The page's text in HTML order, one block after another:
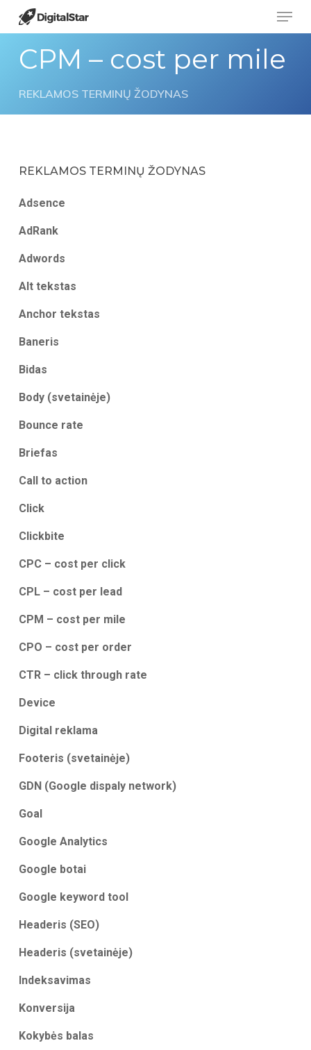
to
main
Menu
CPM – cost per mile
REKLAMOS TERMINŲ ŽODYNAS
REKLAMOS TERMINŲ ŽODYNAS
Adsence
AdRank
Adwords
Alt tekstas
Anchor tekstas
Baneris
Bidas
Body (svetainėje)
Bounce rate
Briefas
Call to action
Click
Clickbite
CPC – cost per click
CPL – cost per lead
CPM – cost per mile
CPO – cost per order
CTR – click through rate
Device
Digital reklama
Footeris (svetainėje)
GDN (Google dispaly network)
Goal
Google Analytics
Google botai
Google keyword tool
Headeris (SEO)
Headeris (svetainėje)
Indeksavimas
Konversija
Kokybės balas
Menu